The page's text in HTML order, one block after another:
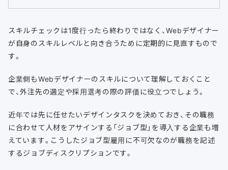
スキルチェックは1度行ったら終わりではなく、Webデザイナー
が自身のスキルレベルと向き合うために定期的に見直すもので
す。
企業側もWebデザイナーのスキルについて理解しておくこと
で、外注先の選定や採用選考の際の評価に役立つでしょう。
近年では先に任せたいデザインタスクを決めておき、その職務
に合わせて人材をアサインする「ジョブ型」を導入する企業も増
えています。こうしたジョブ型雇用に不可欠なのが職務を記述
するジョブディスクリプションです。